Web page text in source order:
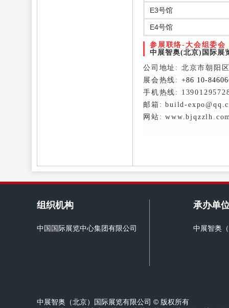
E3号馆
E4号馆
参展联络-大会组委会
中展智奥(北京)国际展
公司地址: 北京市朝阳
展会热线: +86 10-
手机热线:
邮箱: build-
网站:
组织机构
中国国际展览中心集团有限公司
承办单
中展智奥
中展智奥（北京）国际展览有限公司 © 版权所有